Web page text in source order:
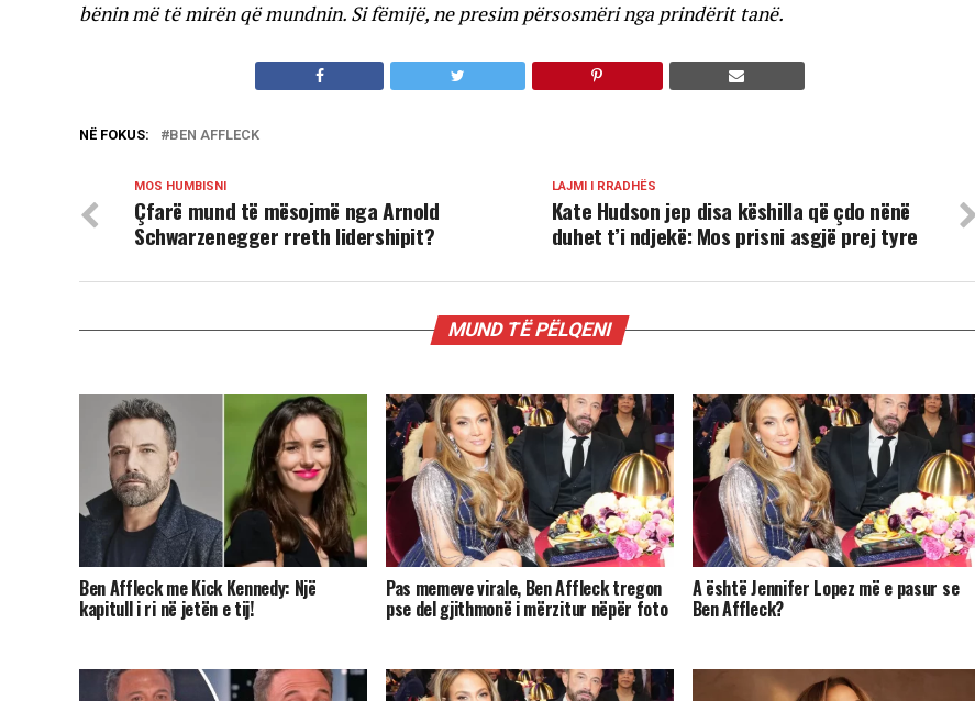
bënin më të mirën që mundnin. Si fëmijë, ne presim përsosmëri nga prindërit tanë.
NË FOKUS: BEN AFFLECK
LAJMI I RRADHËS
Kate Hudson jep disa këshilla që çdo nënë
duhet t’i ndjekë: Mos prisni asgjë prej tyre
MOS HUMBISNI
Çfarë mund të mësojmë nga Arnold
Schwarzenegger rreth lidershipit?
MUND TË PËLQENI
Ben Affleck me Kick Kennedy: Një
kapitull i ri në jetën e tij!
Pas memeve virale, Ben Affleck tregon
pse del gjithmonë i mërzitur nëpër foto
A është Jennifer Lopez më e pasur se
Ben Affleck?